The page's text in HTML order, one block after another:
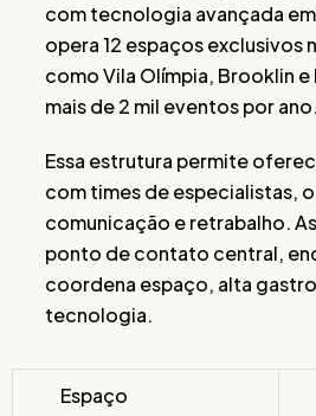
com tecnologia avançada em
opera 12 espaços exclusivos
como Vila Olímpia, Brooklin e
mais de 2 mil eventos por ano.
Essa estrutura permite
com times de especialistas,
comunicação e retrabalho.
ponto de contato central,
coordena espaço, alta
tecnologia.
Espaço